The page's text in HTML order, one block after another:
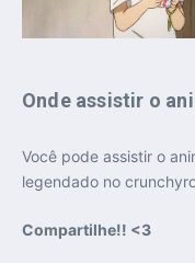
Onde assistir o
Você pode assistir o
legendado no
Compartilhe!! <3